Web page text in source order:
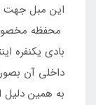
این مبل جهت
محفظه
بادی یکنفره
داخلی آن
به همین دلیل